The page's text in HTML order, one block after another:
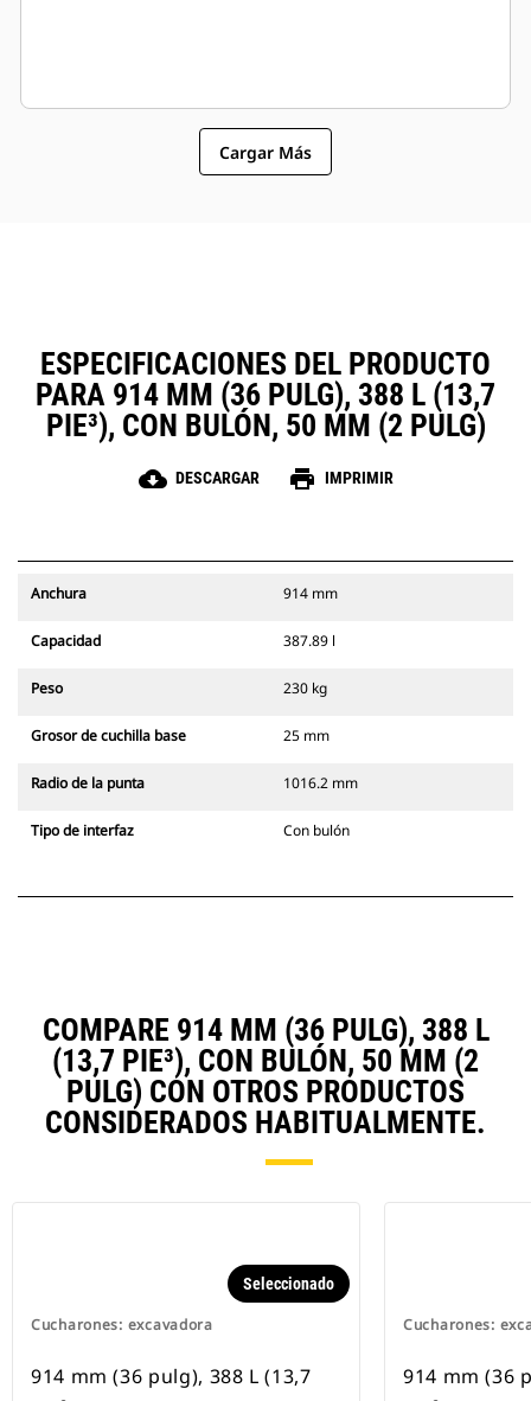
Cargar Más
ESPECIFICACIONES DEL PRODUCTO
PARA 914 MM (36 PULG), 388 L (13,7
PIE³), CON BULÓN, 50 MM (2 PULG)
cloud_download DESCARGAR print IMPRIMIR
Anchura 914 mm
Capacidad 387.89 l
Peso 230 kg
Grosor de cuchilla base 25 mm
Radio de la punta 1016.2 mm
Tipo de interfaz Con bulón
COMPARE 914 MM (36 PULG), 388 L
(13,7 PIE³), CON BULÓN, 50 MM (2
PULG) CON OTROS PRODUCTOS
CONSIDERADOS HABITUALMENTE.
Cucharones: excavadora
Seleccionado
914 mm (36 pulg), 388 L (13,7
Cucharones:
914 mm (36